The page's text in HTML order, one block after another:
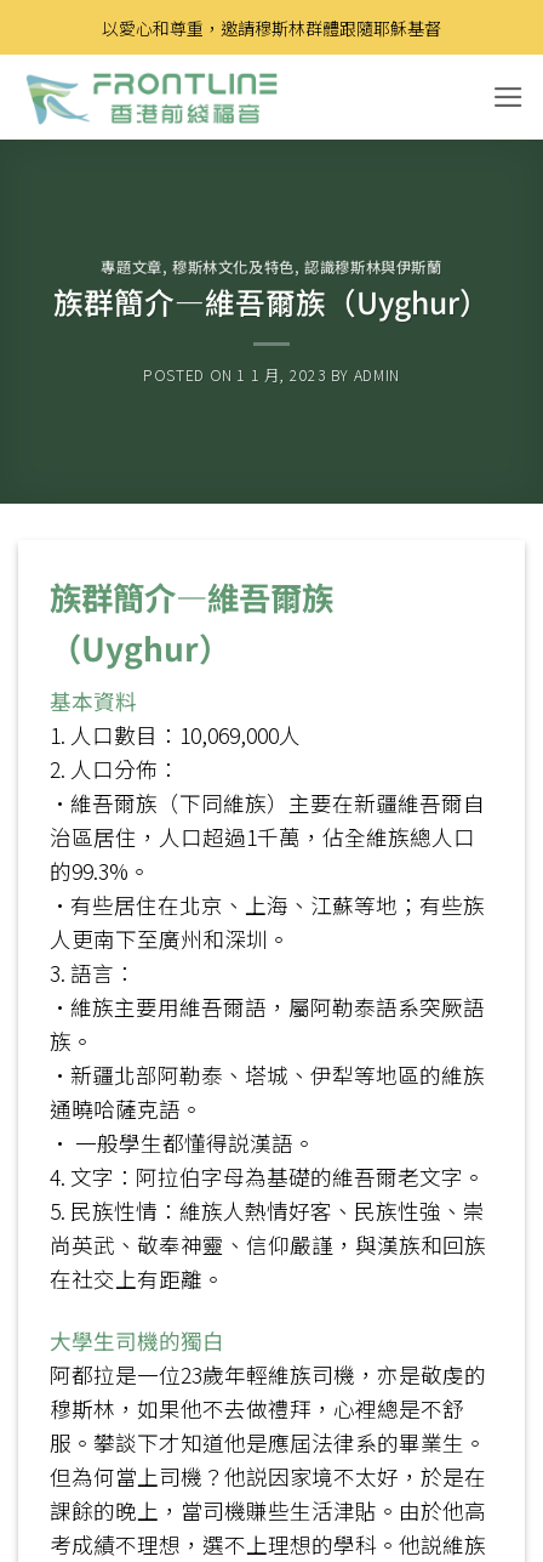
to
content
以愛心和尊重，邀請穆斯林群體跟隨耶穌基督
專題文章, 穆斯林文化及特色,認識穆斯林與伊斯蘭
族群簡介—維吾爾族（Uyghur）
POSTED ON 1 1 月, 2023 BY ADMIN
族群簡介—維吾爾族
（Uyghur）
基本資料
1. 人口數目：10,069,000人
2. 人口分佈：
•維吾爾族（下同維族）主要在新疆維吾爾自
治區居住，人口超過1千萬，佔全維族總人口
的99.3%。
•有些居住在北京、上海、江蘇等地；有些族
人更南下至廣州和深圳。
3. 語言：
•維族主要用維吾爾語，屬阿勒泰語系突厥語
族。
•新疆北部阿勒泰、塔城、伊犁等地區的維族
通曉哈薩克語。
• 一般學生都懂得説漢語。
4. 文字：阿拉伯字母為基礎的維吾爾老文字。
5. 民族性情：維族人熱情好客、民族性強、崇
尚英武、敬奉神靈、信仰嚴謹，與漢族和回族
在社交上有距離。
大學生司機的獨白
阿都拉是一位23歲年輕維族司機，亦是敬虔的
穆斯林，如果他不去做禮拜，心裡總是不舒
服。攀談下才知道他是應屆法律系的畢業生。
但為何當上司機？他説因家境不太好，於是在
課餘的晚上，當司機賺些生活津貼。由於他高
考成績不理想，選不上理想的學科。他説維族